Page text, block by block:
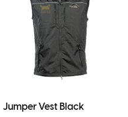
Jumper Vest Black